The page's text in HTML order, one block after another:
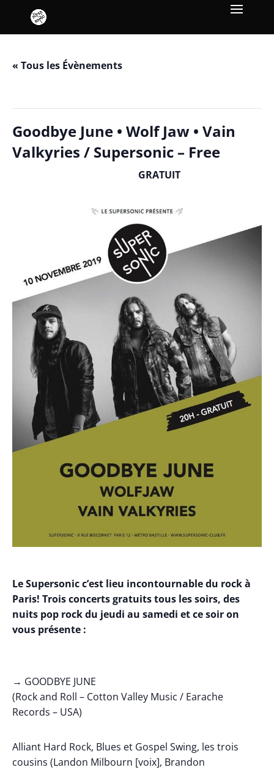
« Tous les Évènements
Goodbye June • Wolf Jaw • Vain
Valkyries / Supersonic – Free
GRATUIT
Le Supersonic c’est lieu incontournable du rock à
Paris! Trois concerts gratuits tous les soirs, des
nuits pop rock du jeudi au samedi et ce soir on
vous présente :
→ GOODBYE JUNE
(Rock and Roll – Cotton Valley Music / Earache
Records – USA)
Alliant Hard Rock, Blues et Gospel Swing, les trois
cousins (Landon Milbourn [voix], Brandon